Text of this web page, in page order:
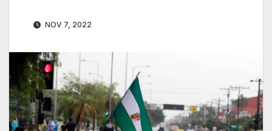
NOV 7, 2022